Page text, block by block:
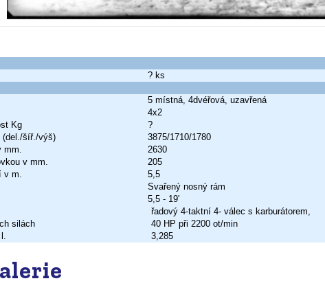
? ks
5 místná, 4dvéřová, uzavřená
4x2
Kg
?
(del./šíř./výš)
3875/1710/1780
mm.
2630
v mm.
205
v m.
5,5
Svařený nosný rám
5,5 - 19'
řadový 4-taktní 4- válec s karburátorem,
silách
40 HP při 2200 ot/min
3,285